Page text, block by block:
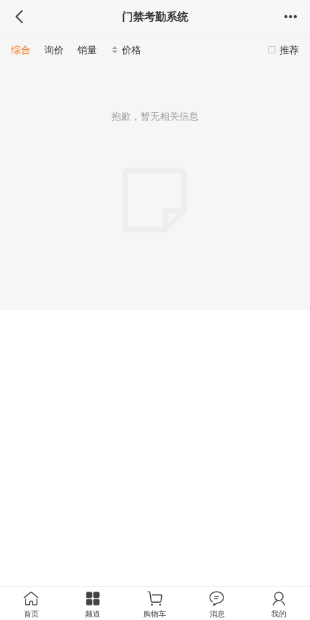
门禁考勤系统
推荐
综合 询价 销量 价格
抱歉，暂无相关信息
首页 频道 购物车 消息 我的